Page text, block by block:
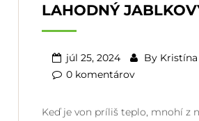
LAHODNÝ
júl 25, 2024 By
0 komentárov
Keď je von príliš teplo, mnohí z